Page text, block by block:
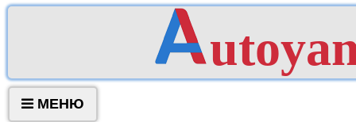
МЕНЮ